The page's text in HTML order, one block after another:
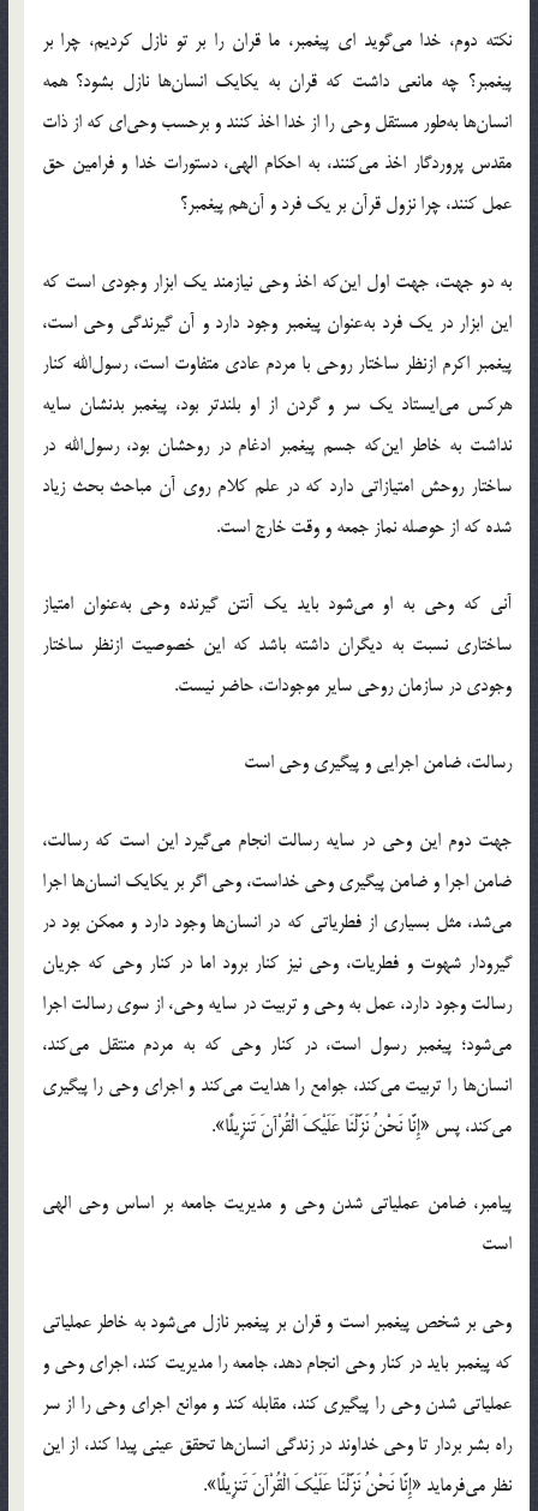
نکته دوم، خدا می‌گوید ای پیغمبر، ما قران را بر تو نازل کردیم، چرا بر
پیغمبر؟ چه مانعی داشت که قران به یکایک انسان‌ها نازل بشود؟ همه
انسان‌ها به‌طور مستقل وحی را از خدا اخذ کنند و برحسب وحی‌ای که از ذات
مقدس پروردگار اخذ می‌کنند، به احکام الهی، دستورات خدا و فرامین حق
عمل کنند، چرا نزول قرآن بر یک فرد و آن‌هم پیغمبر؟
به دو جهت، جهت اول این‌که اخذ وحی نیازمند یک ابزار وجودی است که
این ابزار در یک فرد به‌عنوان پیغمبر وجود دارد و آن گیرندگی وحی است،
پیغمبر اکرم ازنظر ساختار روحی با مردم عادی متفاوت است، رسول‌الله کنار
هرکس می‌ایستاد یک سر و گردن از او بلندتر بود، پیغمبر بدنشان سایه
نداشت به خاطر این‌که جسم پیغمبر ادغام در روحشان بود، رسول‌الله در
ساختار روحش امتیازاتی دارد که در علم کلام روی آن مباحث بحث زیاد
شده که از حوصله نماز جمعه و وقت خارج است.
آنی که وحی به او می‌شود باید یک آنتن گیرنده وحی به‌عنوان امتیاز
ساختاری نسبت به دیگران داشته باشد که این خصوصیت ازنظر ساختار
وجودی در سازمان روحی سایر موجودات، حاضر نیست.
رسالت، ضامن اجرایی و پیگیری وحی است
جهت دوم این وحی در سایه رسالت انجام می‌گیرد این است که رسالت،
ضامن اجرا و ضامن پیگیری وحی خداست، وحی اگر بر یکایک انسان‌ها اجرا
می‌شد، مثل بسیاری از فطریاتی که در انسان‌ها وجود دارد و ممکن بود در
گیرودار شهوت و فطریات، وحی نیز کنار برود اما در کنار وحی که جریان
رسالت وجود دارد، عمل به وحی و تربیت در سایه وحی، از سوی رسالت اجرا
می‌شود؛ پیغمبر رسول است، در کنار وحی که به مردم منتقل می‌کند،
انسان‌ها را تربیت می‌کند، جوامع را هدایت می‌کند و اجرای وحی را پیگیری
می‌کند، پس «إِنَّا نَحْنُ نَزَّلْنَا عَلَیْکَ الْقُرْآنَ تَنزِیلًا».
پیامبر، ضامن عملیاتی شدن وحی و مدیریت جامعه بر اساس وحی الهی
است
وحی بر شخص پیغمبر است و قران بر پیغمبر نازل می‌شود به خاطر عملیاتی
که پیغمبر باید در کنار وحی انجام دهد، جامعه را مدیریت کند، اجرای وحی و
عملیاتی شدن وحی را پیگیری کند، مقابله کند و موانع اجرای وحی را از سر
راه بشر بردار تا وحی خداوند در زندگی انسان‌ها تحقق عینی پیدا کند، از این
نظر می‌فرماید «إِنَّا نَحْنُ نَزَّلْنَا عَلَیْکَ الْقُرْآنَ تَنزِیلًا».